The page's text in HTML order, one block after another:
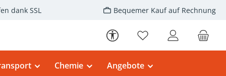
dank SSL Bequemer Kauf auf Rechnung
Werkzeugleiste anzeigen
Du hast 0 Produkte
Chemie Angebote